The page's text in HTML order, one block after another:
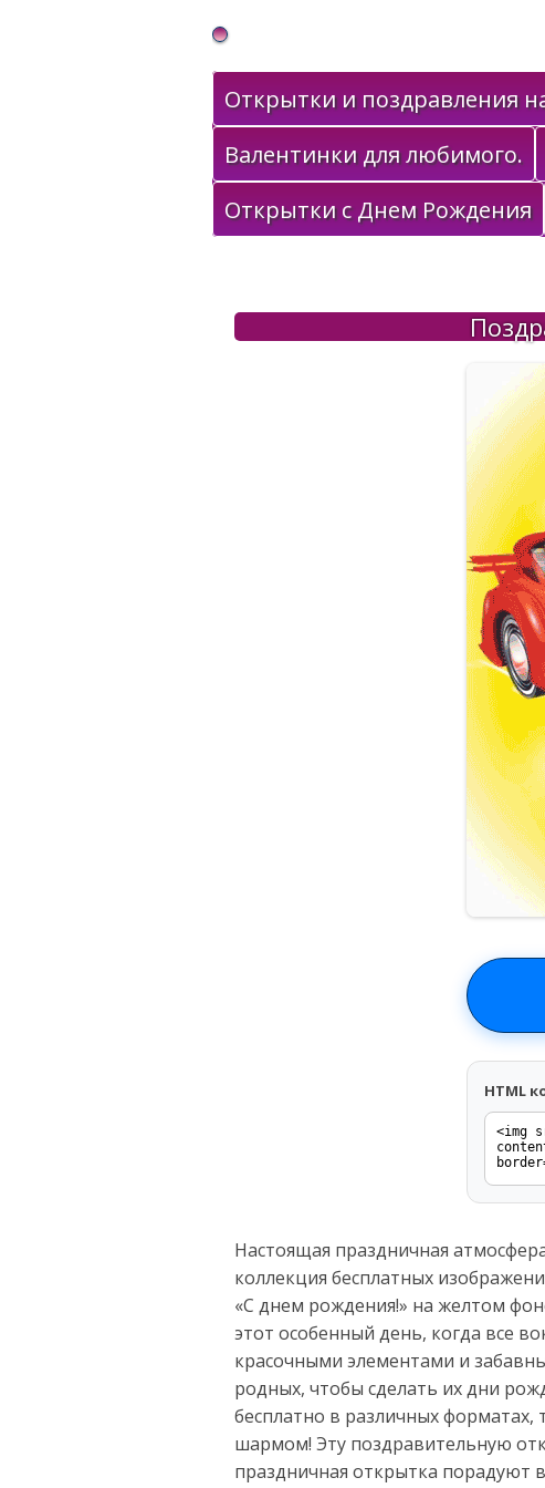
Gif Открытки в подарок
Открытки и поздравления
Валентинки для любимого.
Открытки с Днем Рождения
HTML
Настоящая праздничная
коллекция бесплатных
«С днем рождения!» на желтом
этот особенный день, когда все
красочными элементами и
родных, чтобы сделать их дни
бесплатно в различных
шармом! Эту поздравительную
праздничная открытка порадуют